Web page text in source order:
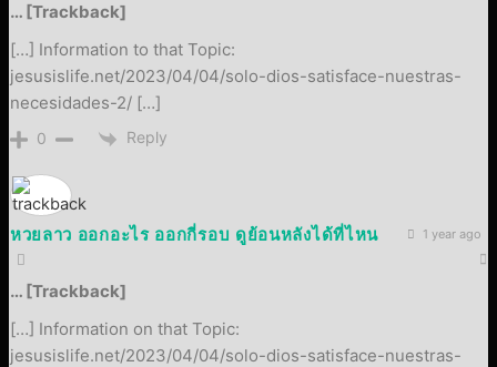
… [Trackback]
[…] Information to that Topic:
jesusislife.net/2023/04/04/solo-dios-satisface-nuestras-
necesidades-2/ […]
0 Reply
หวยลาว ออกอะไร ออกกี่รอบ ดูย้อนหลังได้ที่ไหน 1 year ago
… [Trackback]
[…] Information on that Topic:
jesusislife.net/2023/04/04/solo-dios-satisface-nuestras-